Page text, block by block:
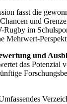
fasst die
und
Rugby im
Mehrwert-
und
das Potenzial